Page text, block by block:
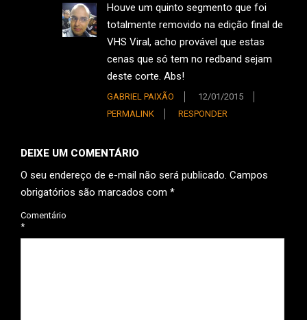
Houve um quinto segmento que foi
totalmente removido na edição final de
VHS Viral, acho provável que estas
cenas que só tem no redband sejam
deste corte. Abs!
GABRIEL PAIXÃO
12/01/2015
PERMALINK
RESPONDER
DEIXE UM COMENTÁRIO
O seu endereço de e-mail não será publicado. Campos
obrigatórios são marcados com *
Comentário
*